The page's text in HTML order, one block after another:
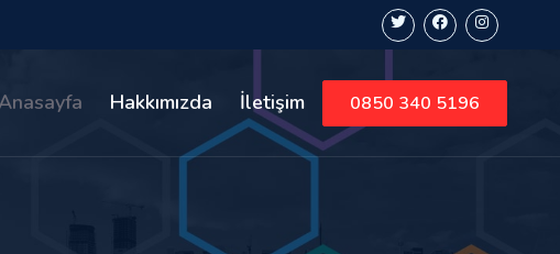
Hakkımızda İletişim 0850 340 5196